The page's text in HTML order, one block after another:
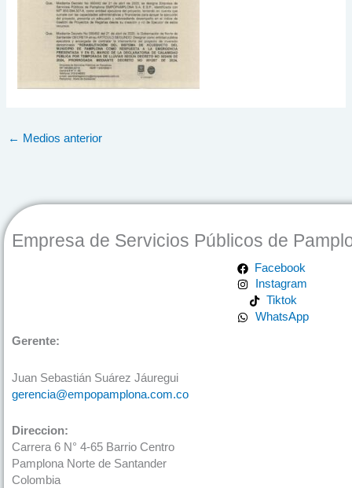
← Medios anterior
Empresa de Servicios Públicos de
Facebook
Instagram
Tiktok
WhatsApp
Gerente:
Juan Sebastián Suárez Jáuregui
gerencia@empopamplona.com.co
Direccion:
Carrera 6 N° 4-65 Barrio Centro
Pamplona Norte de Santander
Colombia